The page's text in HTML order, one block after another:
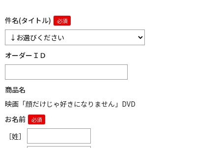
件名(タイトル)
オーダーＩＤ
商品名
映画「顔だけじゃ好きになりません」DVD
お名前
［姓］